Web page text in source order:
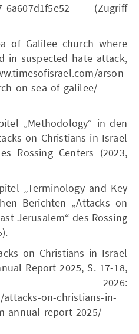
6a607d1f5e52 (Zugriff
of Galilee church where
in suspected hate attack,
arson-
on-sea-of-galilee/
„Methodology“ in den
on Christians in Israel
Rossing Centers (2023,
„Terminology and Key
Berichten „Attacks on
Jerusalem“ des Rossing
on Christians in Israel
Report 2025, S. 17-18,
2026:
on-christians-in-
annual-report-2025/